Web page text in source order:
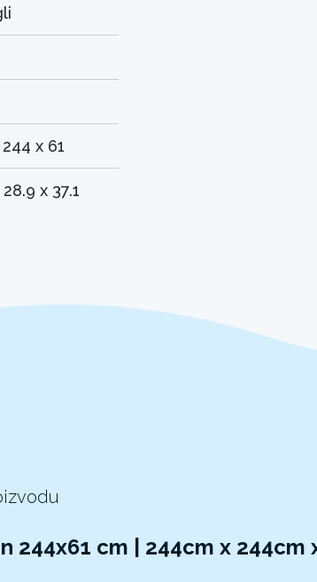
x 61
x 37.1
244x61 cm | 244cm x 244cm